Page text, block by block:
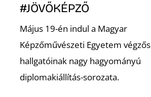
#JÖVŐKÉPZŐ
Május 19-én indul a Magyar
Képzőművészeti Egyetem végzős
hallgatóinak nagy hagyományú
diplomakiállítás-sorozata.